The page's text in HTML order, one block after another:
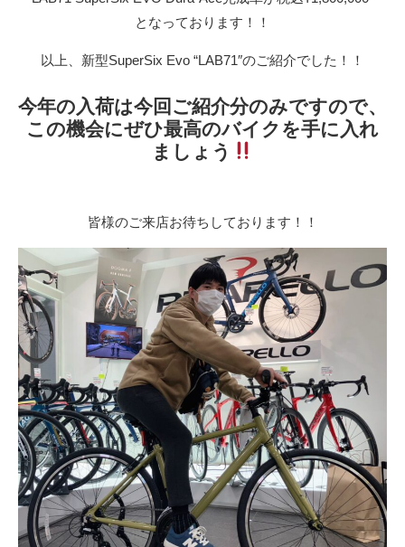
となっております！！
以上、新型SuperSix Evo “LAB71″のご紹介でした！！
今年の入荷は今回ご紹介分のみですので、
この機会にぜひ最高のバイクを手に入れ
ましょう
皆様のご来店お待ちしております！！